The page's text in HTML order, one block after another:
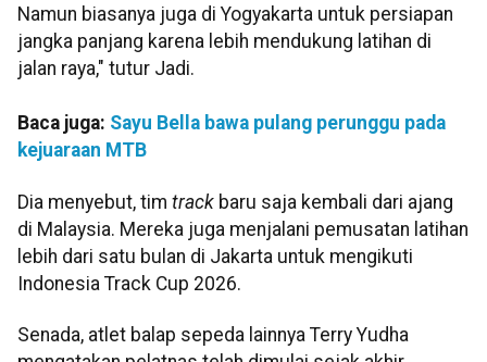
Namun biasanya juga di Yogyakarta untuk persiapan
jangka panjang karena lebih mendukung latihan di
jalan raya," tutur Jadi.
Baca juga: Sayu Bella bawa pulang perunggu pada
kejuaraan MTB
Dia menyebut, tim track baru saja kembali dari ajang
di Malaysia. Mereka juga menjalani pemusatan latihan
lebih dari satu bulan di Jakarta untuk mengikuti
Indonesia Track Cup 2026.
Senada, atlet balap sepeda lainnya Terry Yudha